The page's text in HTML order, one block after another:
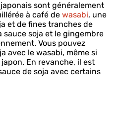
sont généralement
à café de wasabi, une
et de fines tranches de
sauce soja et le gingembre
Vous pouvez
avec le wasabi, même si
En revanche, il est
de soja avec certains